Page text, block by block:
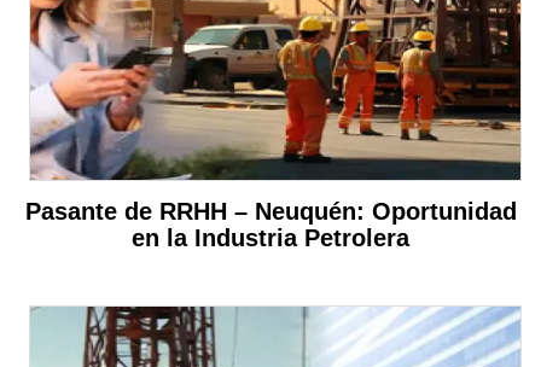
Pasante de RRHH – Neuquén: Oportunidad
en la Industria Petrolera